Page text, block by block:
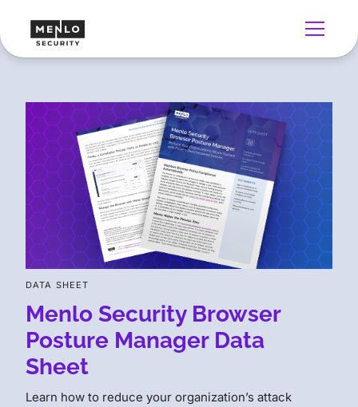
DATA SHEET
Menlo Security Browser
Posture Manager Data
Sheet
Learn how to reduce your organization’s attack